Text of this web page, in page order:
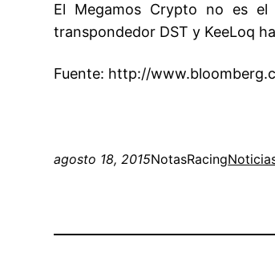
El Megamos Crypto no es el
transpondedor DST y KeeLoq
Fuente: http://
agosto 18, 2015NotasRacing